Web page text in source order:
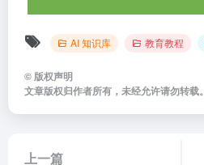
AI 知识库 教育教程
©版权声明
文章版权归作者所有，未经允许请勿转载。
上一篇